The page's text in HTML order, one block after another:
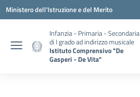
Vai ai contenuti
Vai al menu di navigazione
Vai al footer
Ministero dell'Istruzione e del Merito
Infanzia - Primaria - Secondaria
di I grado ad indirizzo musicale
Istituto Comprensivo "De
Gasperi - De Vita"